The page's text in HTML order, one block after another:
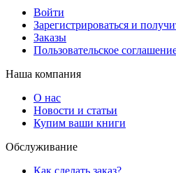
Войти
Зарегистрироваться и
Заказы
Пользовательское
Наша компания
О нас
Новости и статьи
Купим ваши книги
Обслуживание
Как сделать заказ?